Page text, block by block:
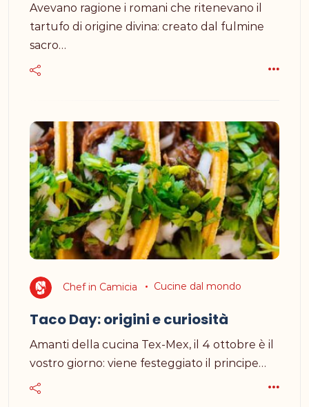
Avevano ragione i romani che ritenevano il
tartufo di origine divina: creato dal fulmine
sacro…
Chef in Camicia Cucine dal mondo
Taco Day: origini e curiosità
Amanti della cucina Tex-Mex, il 4 ottobre è il
vostro giorno: viene festeggiato il principe…